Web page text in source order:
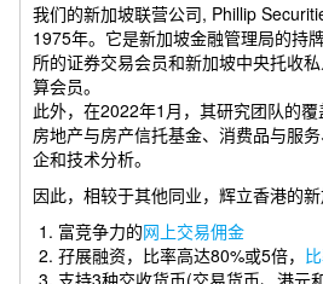
我们的新加坡联营公司, Phillip
1975年。它是新加坡金融管理局的持
所的证券交易会员和新加坡中央托收
算会员。
此外，在2022年1月，其研究团队的覆
房地产与房产信托基金、消费品与服
企和技术分析。
因此，相较于其他同业，辉立香港的新
富竞争力的网上交易佣金
孖展融资，比率高达80%或5倍，
支持3种交收货币(交易货币、港元